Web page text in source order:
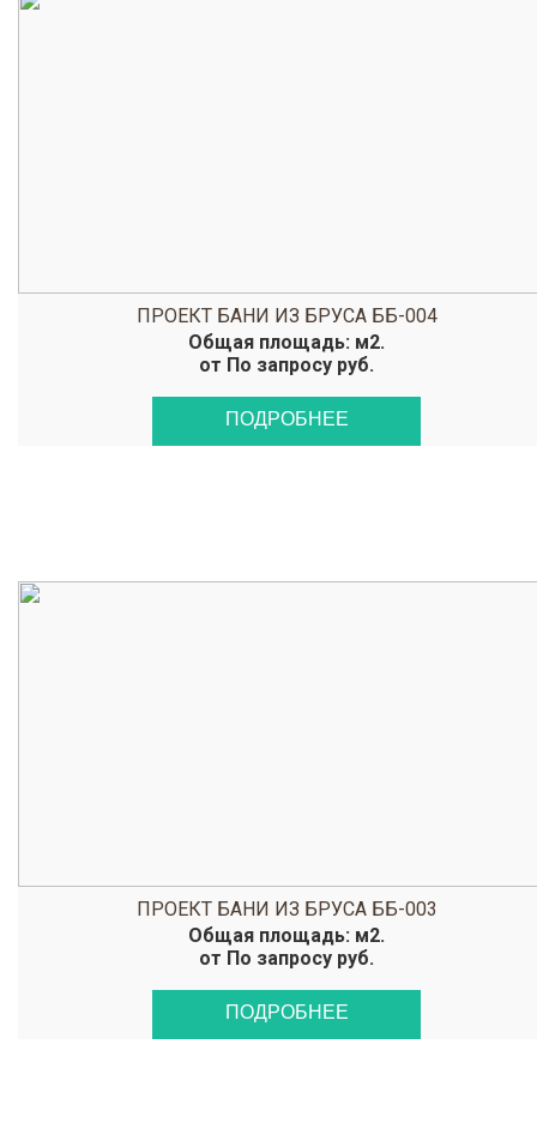
ПРОЕКТ БАНИ ИЗ БРУСА ББ-004
Общая площадь: м2.
от По запросу руб.
ПОДРОБНЕЕ
ПРОЕКТ БАНИ ИЗ БРУСА ББ-003
Общая площадь: м2.
от По запросу руб.
ПОДРОБНЕЕ